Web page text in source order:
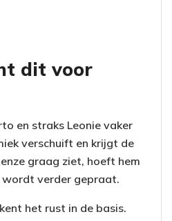
dit voor
en straks Leonie vaker
verschuift en krijgt de
graag ziet, hoeft hem
wordt verder gepraat.
het rust in de basis.